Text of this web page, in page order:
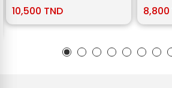
10,500 TND
8,800